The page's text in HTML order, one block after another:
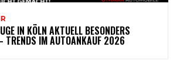
IN KÖLN AKTUELL BESONDERS
TRENDS IM AUTOANKAUF 2026